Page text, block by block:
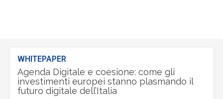
WHITEPAPER
Agenda Digitale e coesione: come gli
investimenti europei stanno plasmando il
futuro digitale dell’Italia